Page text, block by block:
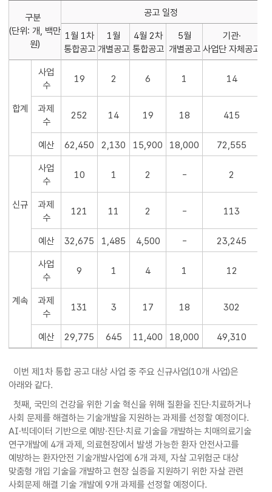
구분
(단위: 개, 백만
원)
공고 일정
1월 1차
통합공고
1월
개별공고
4월 2차
통합공고
5월
개별공고
기관·
사업단 자체공고
합계
사업
수
19 2 6 1 14
과제
수
252 14 19 18 415
예산 62,450 2,130 15,900 18,000 72,555
신규
사업
수
10 1 2 - 2
과제
수
121 11 2 - 113
예산 32,675 1,485 4,500 - 23,245
계속
사업
수
9 1 4 1 12
과제
수
131 3 17 18 302
예산 29,775 645 11,400 18,000 49,310
이번 제1차 통합 공고 대상 사업 중 주요 신규사업(10개 사업)은
아래와 같다.
첫째, 국민의 건강을 위한 기술 혁신을 위해 질환을 진단·치료하거나
사회 문제를 해결하는 기술개발을 지원하는 과제를 선정할 예정이다.
AI·빅데이터 기반으로 예방·진단·치료 기술을 개발하는 치매의료기술
연구개발에 4개 과제, 의료현장에서 발생 가능한 환자 안전사고를
예방하는 환자안전 기술개발사업에 6개 과제, 자살 고위험군 대상
맞춤형 개입 기술을 개발하고 현장 실증을 지원하기 위한 자살 관련
사회문제 해결 기술 개발에 9개 과제를 선정할 예정이다.